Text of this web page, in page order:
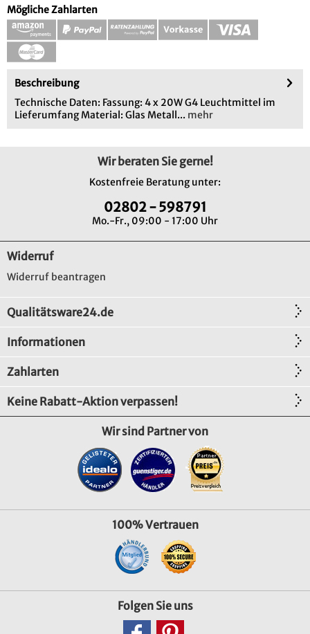
Mögliche Zahlarten
Beschreibung
Technische Daten: Fassung: 4 x 20W G4 Leuchtmittel im
Lieferumfang Material: Glas Metall... mehr
Wir beraten Sie gerne!
Kostenfreie Beratung unter:
02802 - 598791
Mo.-Fr., 09:00 - 17:00 Uhr
Widerruf
Widerruf beantragen
Qualitätsware24.de
Informationen
Zahlarten
Keine Rabatt-Aktion verpassen!
Wir sind Partner von
100% Vertrauen
Folgen Sie uns